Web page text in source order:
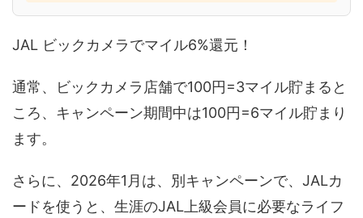
JAL ビックカメラでマイル6%還元！
通常、ビックカメラ店舗で100円=3マイル貯まると
ころ、キャンペーン期間中は100円=6マイル貯まり
ます。
さらに、2026年1月は、別キャンペーンで、JALカ
ードを使うと、生涯のJAL上級会員に必要なライフ